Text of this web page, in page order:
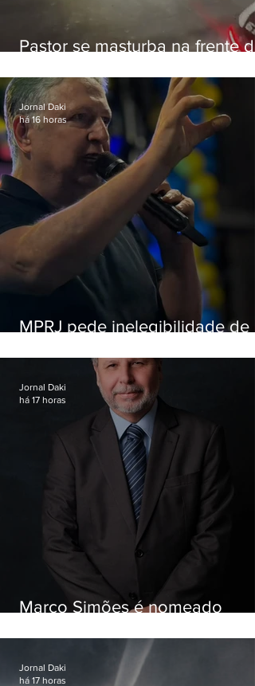
Pastor se masturba na frente de
MPRJ pede inelegibilidade de
Jornal Daki
há 16 horas
Marco Simões é nomeado
Jornal Daki
há 17 horas
Jornal Daki
há 17 horas